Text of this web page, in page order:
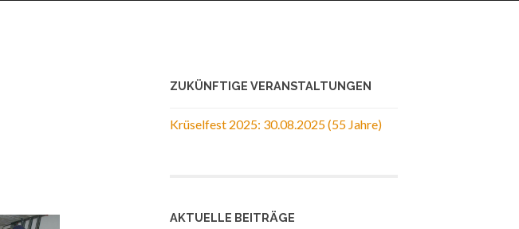
ZUKÜNFTIGE VERANSTALTUNGEN
Krüselfest 2025: 30.08.2025 (55 Jahre)
AKTUELLE BEITRÄGE